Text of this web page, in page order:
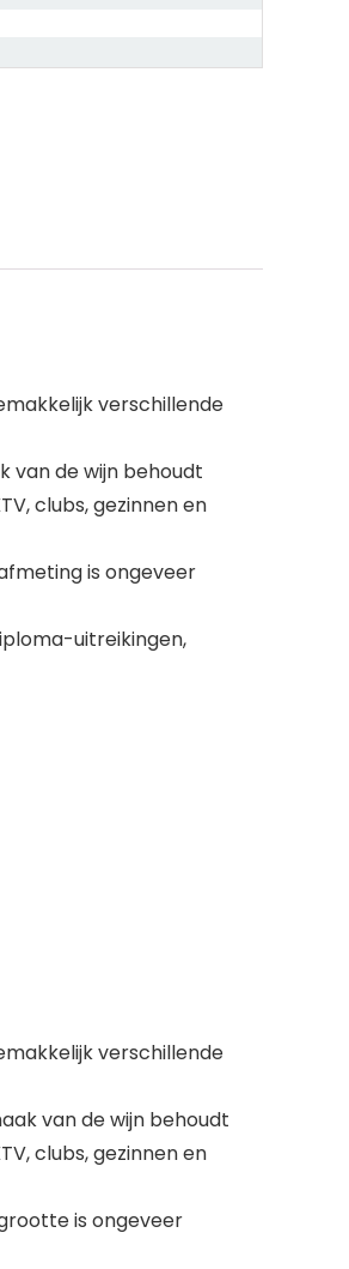
verschillende
van de wijn behoudt
clubs, gezinnen en
is ongeveer
uitreikingen,
verschillende
van de wijn behoudt
clubs, gezinnen en
is ongeveer